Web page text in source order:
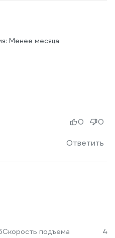
Менее месяца
Ответить
0 0
Скорость подъема
4